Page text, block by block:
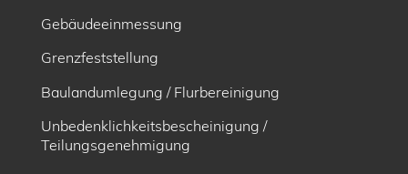
Gebäudeeinmessung
Grenzfeststellung
Baulandumlegung / Flurbereinigung
Unbedenklichkeitsbescheinigung /
Teilungsgenehmigung